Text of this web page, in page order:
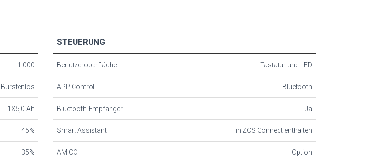
1.000
Bürstenlos
1X5,0 Ah
45%
35%
STEUERUNG
Benutzeroberfläche Tastatur und LED
APP Control Bluetooth
Bluetooth-Empfänger Ja
Smart Assistant in ZCS Connect enthalten
AMICO Option